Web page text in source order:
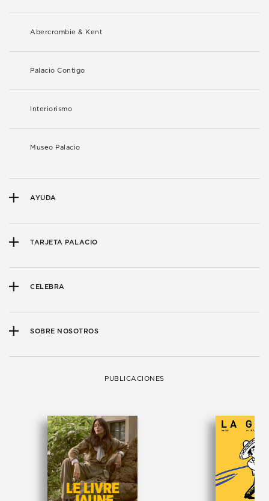
Abercrombie & Kent
Palacio Contigo
Interiorismo
Museo Palacio
AYUDA
TARJETA PALACIO
CELEBRA
SOBRE NOSOTROS
PUBLICACIONES